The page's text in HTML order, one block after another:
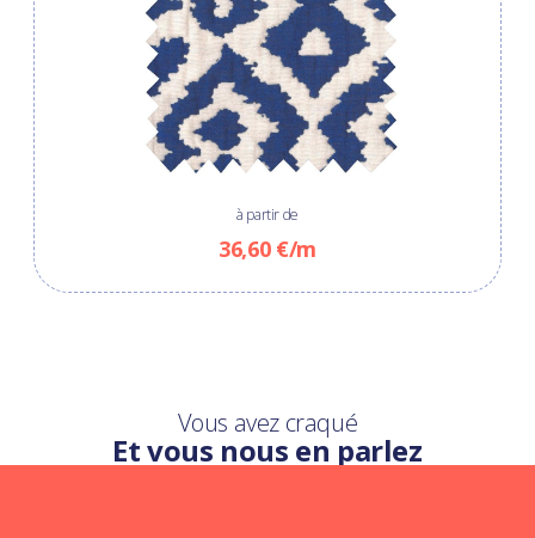
à partir de
36,60 €/m
Vous avez craqué
Et vous nous en parlez